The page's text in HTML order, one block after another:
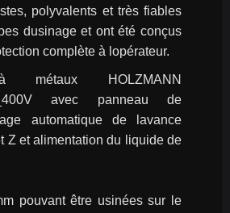
polyvalents et très fiables
dusinage et ont été conçus
complète à lopérateur.
HOLZMANN
avec panneau de
automatique de lavance
Z et alimentation du liquide de
pouvant être usinées sur le